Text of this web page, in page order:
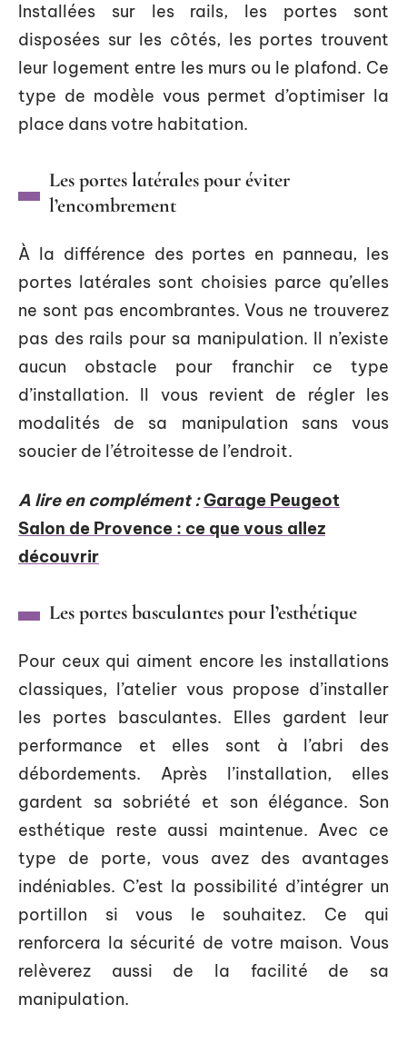
Installées sur les rails, les portes sont
disposées sur les côtés, les portes trouvent
leur logement entre les murs ou le plafond. Ce
type de modèle vous permet d’optimiser la
place dans votre habitation.
Les portes latérales pour éviter
l’encombrement
À la différence des portes en panneau, les
portes latérales sont choisies parce qu’elles
ne sont pas encombrantes. Vous ne trouverez
pas des rails pour sa manipulation. Il n’existe
aucun obstacle pour franchir ce type
d’installation. Il vous revient de régler les
modalités de sa manipulation sans vous
soucier de l’étroitesse de l’endroit.
A lire en complément :Garage Peugeot
Salon de Provence : ce que vous allez
découvrir
Les portes basculantes pour l’esthétique
Pour ceux qui aiment encore les installations
classiques, l’atelier vous propose d’installer
les portes basculantes. Elles gardent leur
performance et elles sont à l’abri des
débordements. Après l’installation, elles
gardent sa sobriété et son élégance. Son
esthétique reste aussi maintenue. Avec ce
type de porte, vous avez des avantages
indéniables. C’est la possibilité d’intégrer un
portillon si vous le souhaitez. Ce qui
renforcera la sécurité de votre maison. Vous
relèverez aussi de la facilité de sa
manipulation.